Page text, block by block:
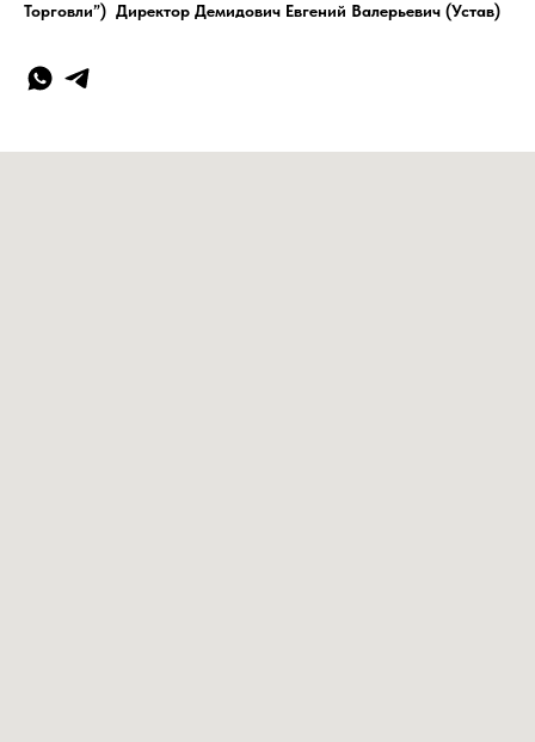
Торговли”) Директор Демидович Евгений Валерьевич (Устав)